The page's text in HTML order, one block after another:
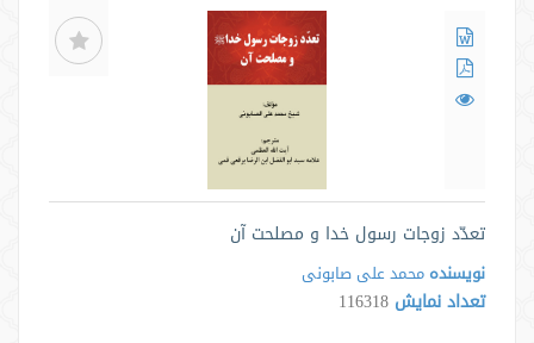
تعدّد زوجات رسول خدا و مصلحت آن
نویسنده محمد علی صابونی
تعداد نمایش 116318